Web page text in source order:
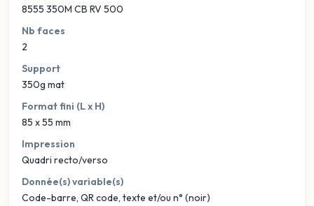
8555 350M CB RV 500
Nb faces
2
Support
350g mat
Format fini (L x H)
85 x 55 mm
Impression
Quadri recto/verso
Donnée(s) variable(s)
Code-barre, QR code, texte et/ou n° (noir)